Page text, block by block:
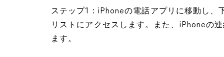
ステップ1：iPhoneの電話アプリに移動し
リストにアクセスします。また、iPhoneの
ます。